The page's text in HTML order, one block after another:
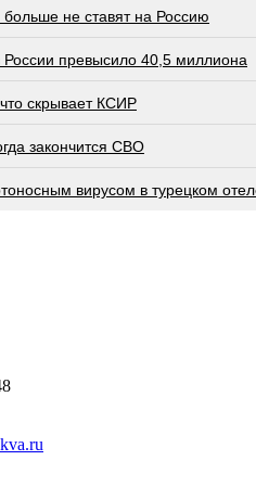
не ставят на Россию
России превысило 40,5 миллиона
скрывает КСИР
закончится СВО
вирусом в турецком